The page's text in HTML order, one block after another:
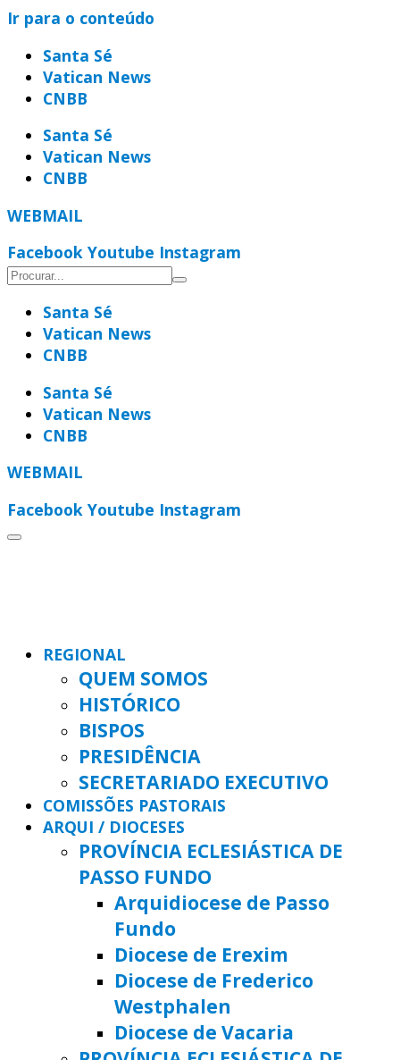
Ir para o conteúdo
Santa Sé
Vatican News
CNBB
Santa Sé
Vatican News
CNBB
WEBMAIL
Facebook Youtube Instagram
Santa Sé
Vatican News
CNBB
Santa Sé
Vatican News
CNBB
WEBMAIL
Facebook Youtube Instagram
REGIONAL
QUEM SOMOS
HISTÓRICO
BISPOS
PRESIDÊNCIA
SECRETARIADO EXECUTIVO
COMISSÕES PASTORAIS
ARQUI / DIOCESES
PROVÍNCIA ECLESIÁSTICA DE
PASSO FUNDO
Arquidiocese de Passo
Fundo
Diocese de Erexim
Diocese de Frederico
Westphalen
Diocese de Vacaria